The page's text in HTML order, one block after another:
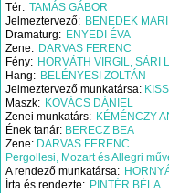
Tér TAMÁS GÁBOR
Jelmeztervező
BENEDEK MARI
Dramaturg
ENYEDI ÉVA
Zene
DARVAS FERENC
Fény
HORVÁTH VIRGIL, SÁRI
Hang
BELÉNYESI ZOLTÁN
Jelmeztervező munkatársa:
Maszk
KOVÁCS DÁNIEL
Zenei munkatárs
KÉMÉNCZY
Ének tanár: BERECZ BEA
Zene: DARVAS FERENC
Pergollesi, Mozart és Allegri
A rendező munkatársa
Írta és rendezte
PINTÉR BÉLA